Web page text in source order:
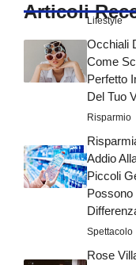
ArticoliLifestyle
Occhiali
Come
Perfetto
Del Tuo
Risparmio
Addio
Piccoli
Possono
Spettacolo
Rose